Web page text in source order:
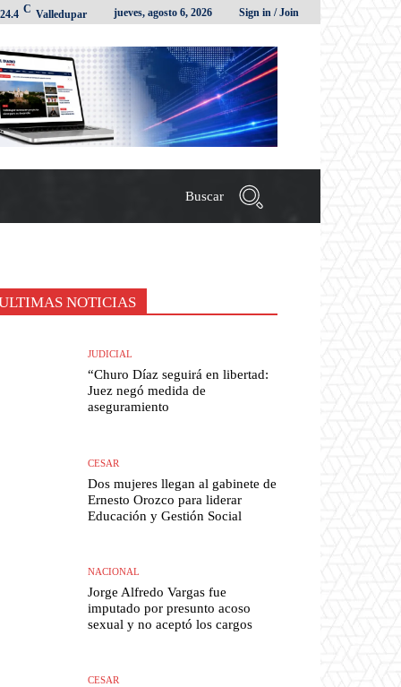
24.4 C Valledupar jueves, agosto 6, 2026 Sign in / Join
Buscar
NOTICIAS
JUDICIAL
“Churo Díaz seguirá en libertad:
Juez negó medida de
aseguramiento
CESAR
Dos mujeres llegan al gabinete de
Ernesto Orozco para liderar
Educación y Gestión Social
NACIONAL
Jorge Alfredo Vargas fue
imputado por presunto acoso
sexual y no aceptó los cargos
CESAR